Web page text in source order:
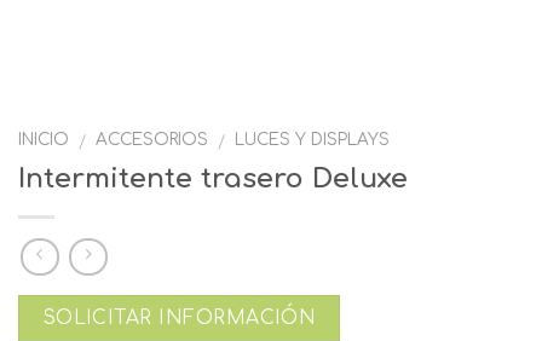
INICIO / ACCESORIOS / LUCES Y DISPLAYS
Intermitente trasero Deluxe
SOLICITAR INFORMACIÓN